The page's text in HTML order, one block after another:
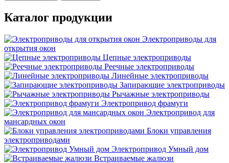
Каталог продукции
Электроприводы для
открытия окон
Цепные электроприводы
Реечные электроприводы
Линейные электроприводы
Запирающие электроприводы
Рычажные электроприводы
Электропривод фрамуги
Электропривод для
мансардных окон
Блоки управления
электроприводами
Электропривод Умный дом
Встраиваемые жалюзи